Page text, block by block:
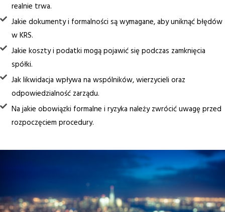
realnie trwa.
Jakie dokumenty i formalności są wymagane, aby uniknąć błędów
w KRS.
Jakie koszty i podatki mogą pojawić się podczas zamknięcia
spółki.
Jak likwidacja wpływa na wspólników, wierzycieli oraz
odpowiedzialność zarządu.
Na jakie obowiązki formalne i ryzyka należy zwrócić uwagę przed
rozpoczęciem procedury.